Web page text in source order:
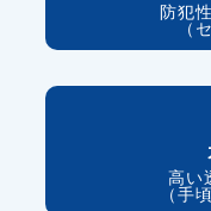
防犯
（
高い
（手